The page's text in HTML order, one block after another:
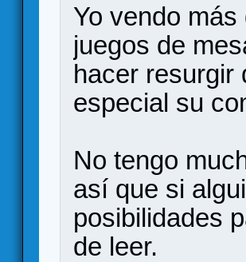
Yo vendo
juegos de
hacer resurgir
especial su
No tengo
así que si
posibilidades
de leer.